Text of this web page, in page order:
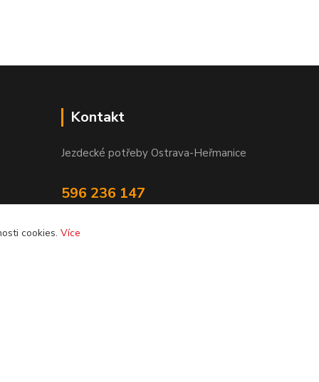
Kontakt
Jezdecké potřeby Ostrava-Heřmanice
596 236 147
cookies. Více